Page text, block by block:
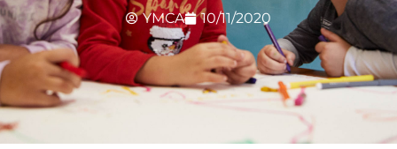
YMCA 10/11/2020